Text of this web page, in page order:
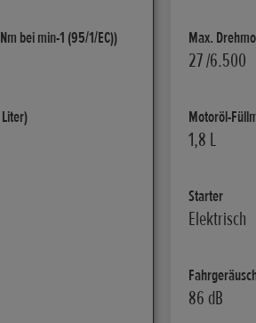
bei min-1 (95/1/EC)) Max.
27 /6.500
Motoröl-
1,8 L
Starter
Elektrisch
86 dB